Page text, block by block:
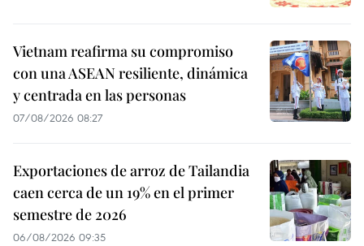
Vietnam reafirma su compromiso
con una ASEAN resiliente, dinámica
y centrada en las personas
07/08/2026 08:27
Exportaciones de arroz de Tailandia
caen cerca de un 19% en el primer
semestre de 2026
06/08/2026 09:35